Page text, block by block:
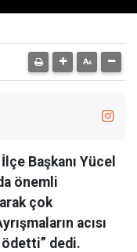
Başkanı Yücel
önemli
çok
acısı
dedi.